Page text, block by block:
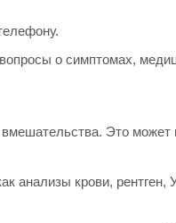
о симптомах,
Это
анализы крови,